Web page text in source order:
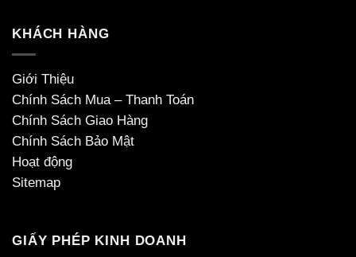
KHÁCH HÀNG
Giới Thiệu
Chính Sách Mua – Thanh Toán
Chính Sách Giao Hàng
Chính Sách Bảo Mật
Hoạt động
Sitemap
GIẤY PHÉP KINH DOANH